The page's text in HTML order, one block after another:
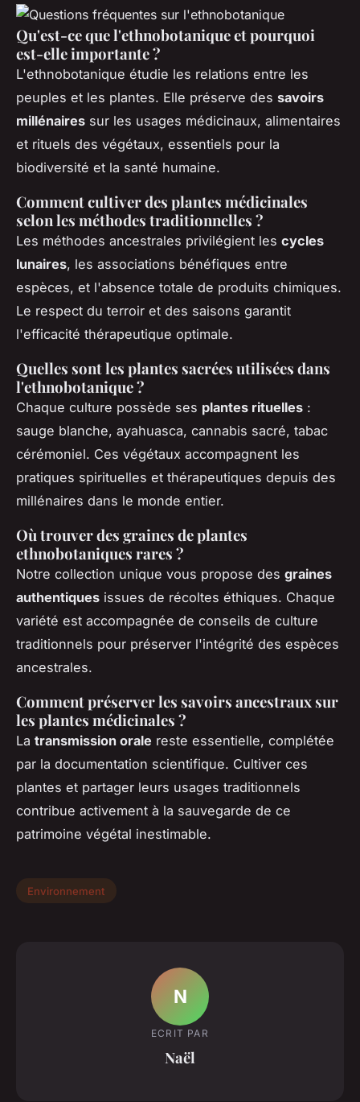
Qu'est-ce que l'ethnobotanique et pourquoi
est-elle importante ?
L'ethnobotanique étudie les relations entre les
peuples et les plantes. Elle préserve des savoirs
millénaires sur les usages médicinaux, alimentaires
et rituels des végétaux, essentiels pour la
biodiversité et la santé humaine.
Comment cultiver des plantes médicinales
selon les méthodes traditionnelles ?
Les méthodes ancestrales privilégient les cycles
lunaires, les associations bénéfiques entre
espèces, et l'absence totale de produits chimiques.
Le respect du terroir et des saisons garantit
l'efficacité thérapeutique optimale.
Quelles sont les plantes sacrées utilisées dans
l'ethnobotanique ?
Chaque culture possède ses plantes rituelles :
sauge blanche, ayahuasca, cannabis sacré, tabac
cérémoniel. Ces végétaux accompagnent les
pratiques spirituelles et thérapeutiques depuis des
millénaires dans le monde entier.
Où trouver des graines de plantes
ethnobotaniques rares ?
Notre collection unique vous propose des graines
authentiques issues de récoltes éthiques. Chaque
variété est accompagnée de conseils de culture
traditionnels pour préserver l'intégrité des espèces
ancestrales.
Comment préserver les savoirs ancestraux sur
les plantes médicinales ?
La transmission orale reste essentielle, complétée
par la documentation scientifique. Cultiver ces
plantes et partager leurs usages traditionnels
contribue activement à la sauvegarde de ce
patrimoine végétal inestimable.
Environnement
N
ECRIT PAR
Naël